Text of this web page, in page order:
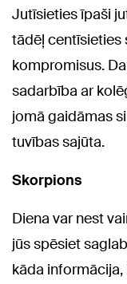
Jutīsieties īpaši
tādēļ centīsieties
kompromisus.
sadarbība ar
jomā gaidāmas
tuvības sajūta.
Skorpions
Diena var nest
jūs spēsiet
kāda